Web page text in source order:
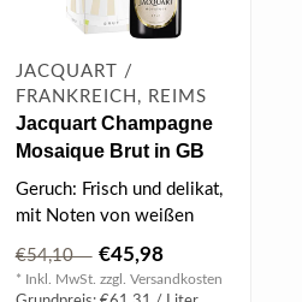
JACQUART /
FRANKREICH, REIMS
Jacquart Champagne
Mosaique Brut in GB
0.75 l 12.5% vol
Geruch: Frisch und delikat,
mit Noten von weißen
Pfirsich,..
€54,10 €45,98
* Inkl. MwSt. zzgl. Versandkosten